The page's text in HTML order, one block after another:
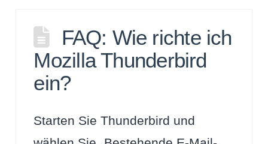
FAQ: Wie richte ich
Mozilla Thunderbird
ein?
Starten Sie Thunderbird und